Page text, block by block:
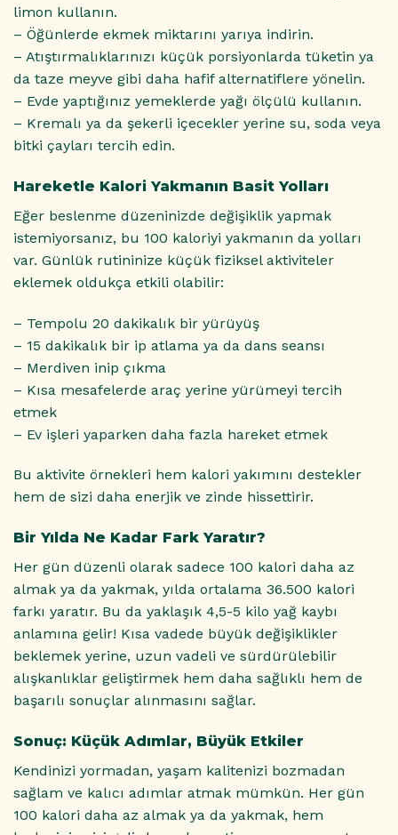
limon kullanın.
– Öğünlerde ekmek miktarını yarıya indirin.
– Atıştırmalıklarınızı küçük porsiyonlarda tüketin ya
da taze meyve gibi daha hafif alternatiflere yönelin.
– Evde yaptığınız yemeklerde yağı ölçülü kullanın.
– Kremalı ya da şekerli içecekler yerine su, soda veya
bitki çayları tercih edin.
Hareketle Kalori Yakmanın Basit Yolları
Eğer beslenme düzeninizde değişiklik yapmak
istemiyorsanız, bu 100 kaloriyi yakmanın da yolları
var. Günlük rutininize küçük fiziksel aktiviteler
eklemek oldukça etkili olabilir:
– Tempolu 20 dakikalık bir yürüyüş
– 15 dakikalık bir ip atlama ya da dans seansı
– Merdiven inip çıkma
– Kısa mesafelerde araç yerine yürümeyi tercih
etmek
– Ev işleri yaparken daha fazla hareket etmek
Bu aktivite örnekleri hem kalori yakımını destekler
hem de sizi daha enerjik ve zinde hissettirir.
Bir Yılda Ne Kadar Fark Yaratır?
Her gün düzenli olarak sadece 100 kalori daha az
almak ya da yakmak, yılda ortalama 36.500 kalori
farkı yaratır. Bu da yaklaşık 4,5-5 kilo yağ kaybı
anlamına gelir! Kısa vadede büyük değişiklikler
beklemek yerine, uzun vadeli ve sürdürülebilir
alışkanlıklar geliştirmek hem daha sağlıklı hem de
başarılı sonuçlar alınmasını sağlar.
Sonuç: Küçük Adımlar, Büyük Etkiler
Kendinizi yormadan, yaşam kalitenizi bozmadan
sağlam ve kalıcı adımlar atmak mümkün. Her gün
100 kalori daha az almak ya da yakmak, hem